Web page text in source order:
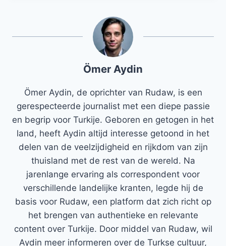
Ömer Aydin
Ömer Aydin, de oprichter van Rudaw, is een
gerespecteerde journalist met een diepe passie
en begrip voor Turkije. Geboren en getogen in het
land, heeft Aydin altijd interesse getoond in het
delen van de veelzijdigheid en rijkdom van zijn
thuisland met de rest van de wereld. Na
jarenlange ervaring als correspondent voor
verschillende landelijke kranten, legde hij de
basis voor Rudaw, een platform dat zich richt op
het brengen van authentieke en relevante
content over Turkije. Door middel van Rudaw, wil
Aydin meer informeren over de Turkse cultuur,